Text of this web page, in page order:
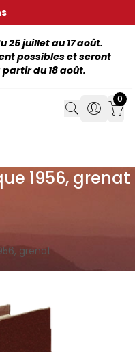
25 juillet au 17 août.
possibles et seront
du 18 août.
Search
Search
0
1956, grenat
grenat